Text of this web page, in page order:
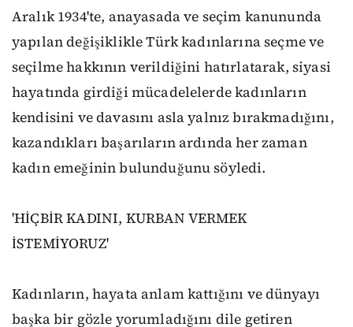
Aralık 1934'te, anayasada ve seçim kanununda
yapılan değişiklikle Türk kadınlarına seçme ve
seçilme hakkının verildiğini hatırlatarak, siyasi
hayatında girdiği mücadelelerde kadınların
kendisini ve davasını asla yalnız bırakmadığını,
kazandıkları başarıların ardında her zaman
kadın emeğinin bulunduğunu söyledi.
'HİÇBİR KADINI, KURBAN VERMEK
İSTEMİYORUZ'
Kadınların, hayata anlam kattığını ve dünyayı
başka bir gözle yorumladığını dile getiren